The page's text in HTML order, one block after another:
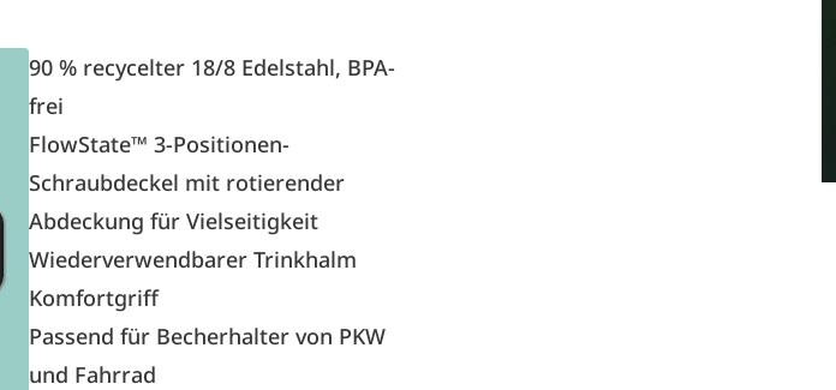
90 % recycelter 18/8 Edelstahl, BPA-
frei
FlowState™ 3-Positionen-
Schraubdeckel mit rotierender
Abdeckung für Vielseitigkeit
Wiederverwendbarer Trinkhalm
Komfortgriff
Passend für Becherhalter von PKW
und Fahrrad